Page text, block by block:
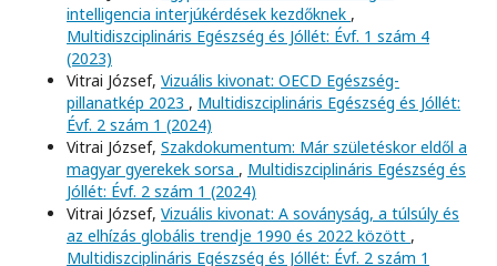
intelligencia interjúkérdések kezdőknek ,
Multidiszciplináris Egészség és Jóllét: Évf. 1 szám 4
(2023)
Vitrai József, Vizuális kivonat: OECD Egészség-
pillanatkép 2023 , Multidiszciplináris Egészség és Jóllét:
Évf. 2 szám 1 (2024)
Vitrai József, Szakdokumentum: Már születéskor eldől a
magyar gyerekek sorsa , Multidiszciplináris Egészség és
Jóllét: Évf. 2 szám 1 (2024)
Vitrai József, Vizuális kivonat: A soványság, a túlsúly és
az elhízás globális trendje 1990 és 2022 között ,
Multidiszciplináris Egészség és Jóllét: Évf. 2 szám 1